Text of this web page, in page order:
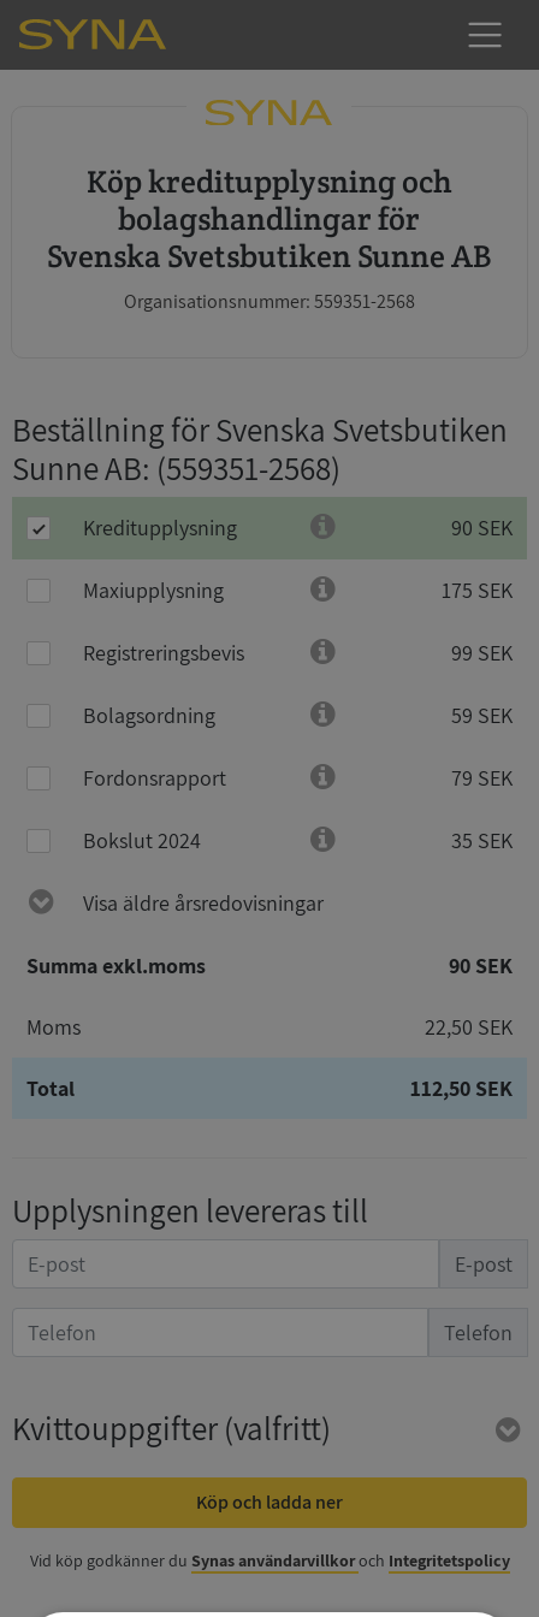
Köp kreditupplysning och
bolagshandlingar för
Svenska Svetsbutiken Sunne AB
Organisationsnummer: 559351-2568
Beställning för Svenska Svetsbutiken
Sunne AB: (559351-2568)
Kreditupplysning 90 SEK
Maxiupplysning 175 SEK
Registreringsbevis 99 SEK
Bolagsordning 59 SEK
Fordonsrapport 79 SEK
Bokslut 2024 35 SEK
Visa äldre årsredovisningar
Summa exkl.moms 90 SEK
Moms 22,50 SEK
Total 112,50 SEK
Upplysningen levereras till
E-post
Telefon
Kvittouppgifter(valfritt)
Köp och ladda ner
Vid köp godkänner du Synas användarvillkoroch Integritetspolicy